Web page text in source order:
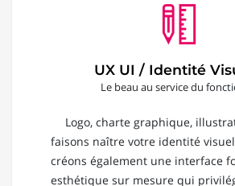
UX UI / Identité
Le beau au service du
Logo, charte graphique,
faisons naître votre identité
créons également une interface
esthétique sur mesure qui